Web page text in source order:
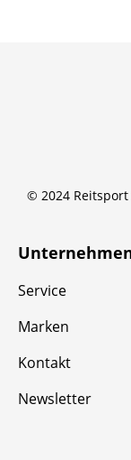
© 2024 Reitsport
Service
Marken
Kontakt
Newsletter